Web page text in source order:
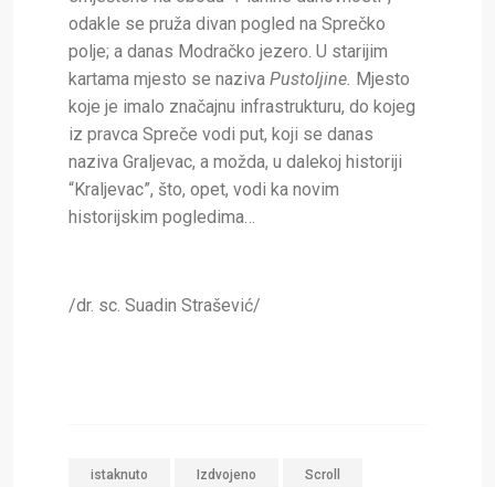
odakle se pruža divan pogled na Sprečko
polje; a danas Modračko jezero. U starijim
kartama mjesto se naziva Pustoljine. Mjesto
koje je imalo značajnu infrastrukturu, do kojeg
iz pravca Spreče vodi put, koji se danas
naziva Graljevac, a možda, u dalekoj historiji
“Kraljevac”, što, opet, vodi ka novim
historijskim pogledima…
/dr. sc. Suadin Strašević/
istaknuto Izdvojeno Scroll